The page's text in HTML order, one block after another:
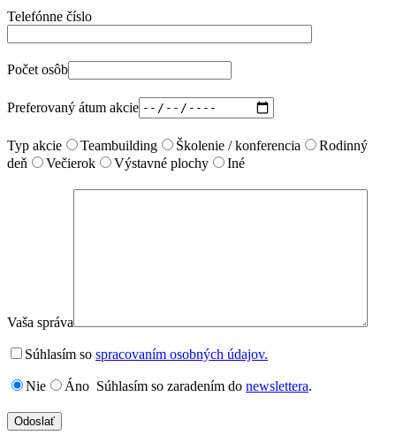
Telefónne číslo
Počet osôb
Preferovaný átum akcie
Typ akcie Teambuilding Školenie / konferencia
Rodinný
deň
Večierok Výstavné plochy Iné
Vaša správa
Súhlasím so spracovaním osobných údajov.
Nie Áno Súhlasím so zaradením do newslettera.